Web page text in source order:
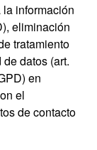
información
eliminación
tratamiento
datos (art.
en
el
de contacto